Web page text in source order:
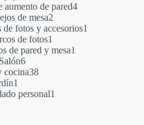
productos
aumento de pared44
de mesa2
productos
de fotos y accesorios1
de fotos1
producto
de pared y mesa1
Salón66
productos
cocina3838
1
producto
personal1